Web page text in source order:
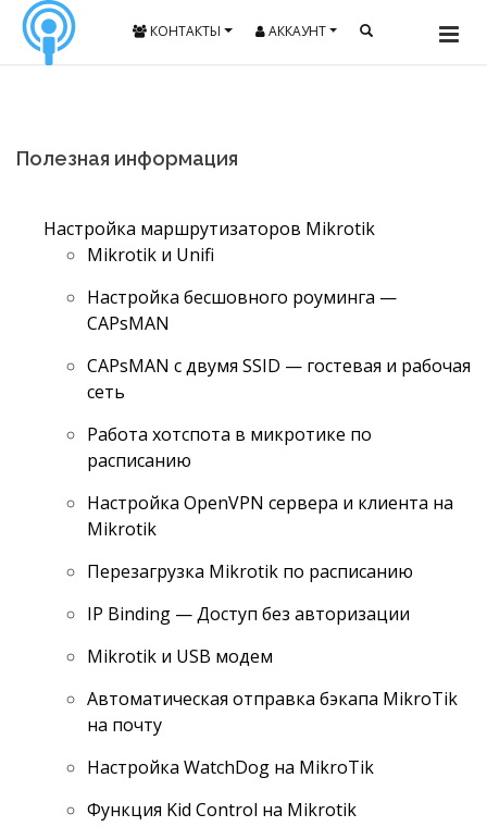
КОНТАКТЫ АККАУНТ
Полезная информация
Настройка маршрутизаторов Mikrotik
Mikrotik и Unifi
Настройка бесшовного роуминга —
CAPsMAN
CAPsMAN с двумя SSID — гостевая и рабочая
сеть
Работа хотспота в микротике по
расписанию
Настройка OpenVPN сервера и клиента на
Mikrotik
Перезагрузка Mikrotik по расписанию
IP Binding — Доступ без авторизации
Mikrotik и USB модем
Автоматическая отправка бэкапа MikroTik
на почту
Настройка WatchDog на MikroTik
Функция Kid Control на Mikrotik